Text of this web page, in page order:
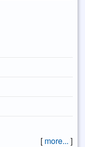
[ more... ]